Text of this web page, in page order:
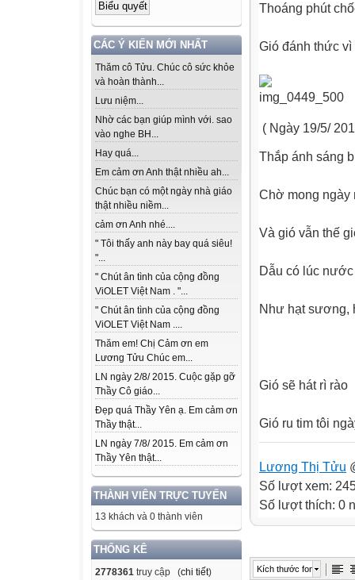
CÁC Ý KIẾN MỚI NHẤT
Thăm cô Tửu. Chúc cô sức khỏe
và hoàn thành...
Lưu niệm...
Nhờ các bạn giúp mình với. sao
vào nghe BH...
Hay quá...
Em cảm ơn Anh thật nhiều ah...
Chúc bạn có một ngày nhà giáo
thật nhiều niềm...
cảm ơn Anh nhé....
" Tôi thấy anh này bay quá siêu!
"...
" Chút ân tình của cộng đồng
ViOLET Việt Nam . "...
" Chút ân tình của cộng đồng
ViOLET Việt Nam ....
Thăm em! Chị Cảm ơn em
Lương Tửu Chúc em...
LN ngày 2/8/ 2015. Cuộc gặp gỡ
Thầy Cô giáo...
Đẹp quá Thầy Yên ạ. Em cảm ơn
Thầy thật...
LN ngày 7/8/ 2015. Em cảm ơn
Thầy Yên thật...
THÀNH VIÊN TRỰC TUYẾN
13 khách và 0 thành viên
THỐNG KÊ
2778361 truy cập (chi tiết)
Thoáng phút
Gió đánh thức vì
( Ngày 19/5/
Thắp ánh sáng
Chờ mong ngày
Và gió vẫn thế
Dẫu có lúc
Như hạt sương,
Gió sẽ hát rì rào
Gió ru tim tôi
Lương Thị Tửu
Số lượt xem:
Số lượt thích: 0
Kích thước font